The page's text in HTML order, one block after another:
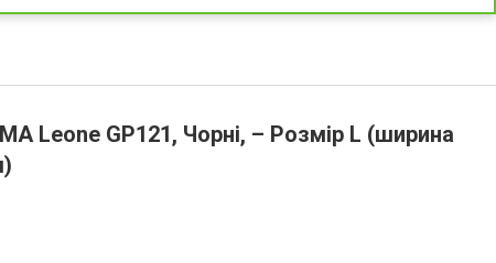
Leone GP121, Чорні, – Розмір L (ширина